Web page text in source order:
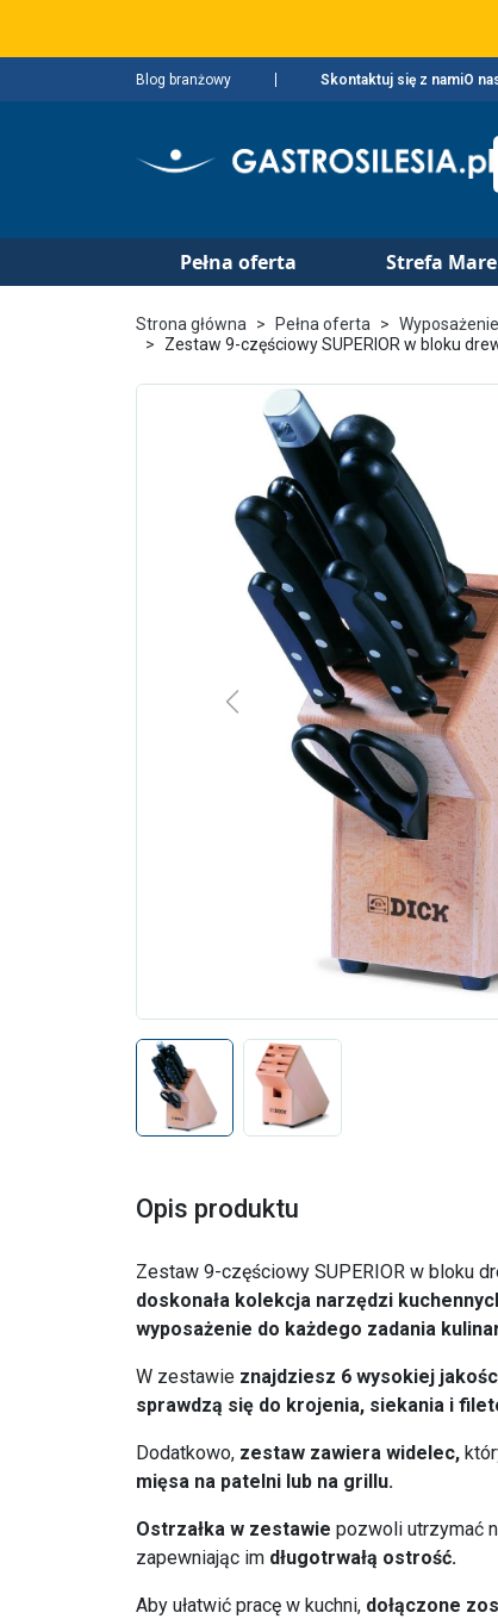
Blog branżowy Skontaktuj się z namiO
Pełna oferta Strefa
Strona główna Pełna oferta
Zestaw 9-częściowy SUPERIOR w bloku
Previous
Opis produktu
Zestaw 9-częściowy SUPERIOR w bloku
doskonała kolekcja narzędzi
wyposażenie do każdego zadania
W zestawie znajdziesz 6 wysokiej
sprawdzą się do krojenia, siekania i
Dodatkowo, zestaw zawiera widelec,
mięsa na patelni lub na grillu.
Ostrzałka w zestawie pozwoli utrzymać
zapewniając im długotrwałą ostrość.
Aby ułatwić pracę w kuchni, dołączone